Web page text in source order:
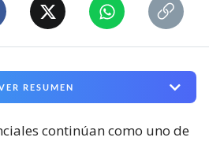
RESUMEN
continúan como uno de